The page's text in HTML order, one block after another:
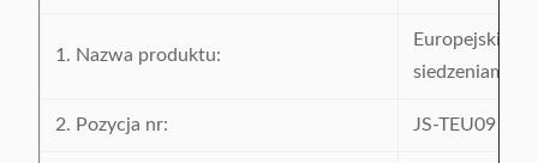
1. Nazwa produktu:
Europejski
siedzeniami
2. Pozycja nr: JS-TEU09